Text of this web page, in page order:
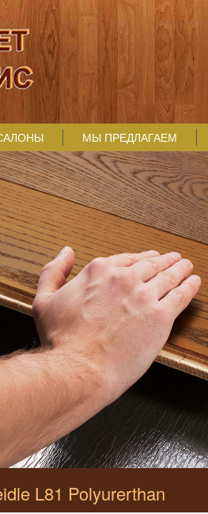
МЫ ПРЕДЛАГАЕМ
L81 Polyurerthan